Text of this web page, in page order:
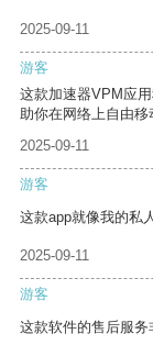
2025-09-11
游客
这款加速器VPM应
助你在网络上自由移
2025-09-11
游客
这款app就像我的私
2025-09-11
游客
这款软件的售后服务